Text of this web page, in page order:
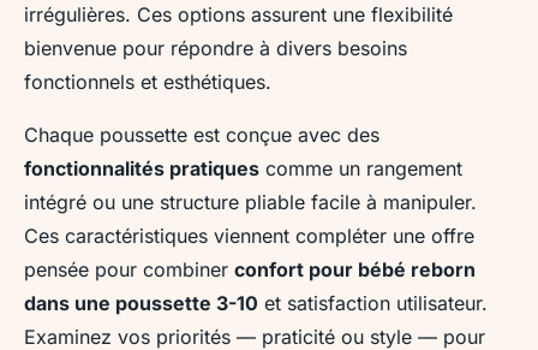
irrégulières. Ces options assurent une flexibilité
bienvenue pour répondre à divers besoins
fonctionnels et esthétiques.
Chaque poussette est conçue avec des
fonctionnalités pratiques comme un rangement
intégré ou une structure pliable facile à manipuler.
Ces caractéristiques viennent compléter une offre
pensée pour combiner confort pour bébé reborn
dans une poussette 3-10 et satisfaction utilisateur.
Examinez vos priorités — praticité ou style — pour